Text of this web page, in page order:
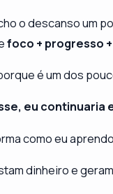
o descanso um
foco + progresso
é um dos
eu continuaria
como eu
dinheiro e geram